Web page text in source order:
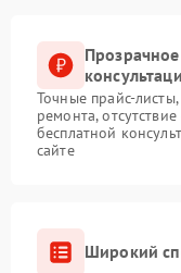
Точные прайс-
ремонта,
бесплатной
сайте
Широкий